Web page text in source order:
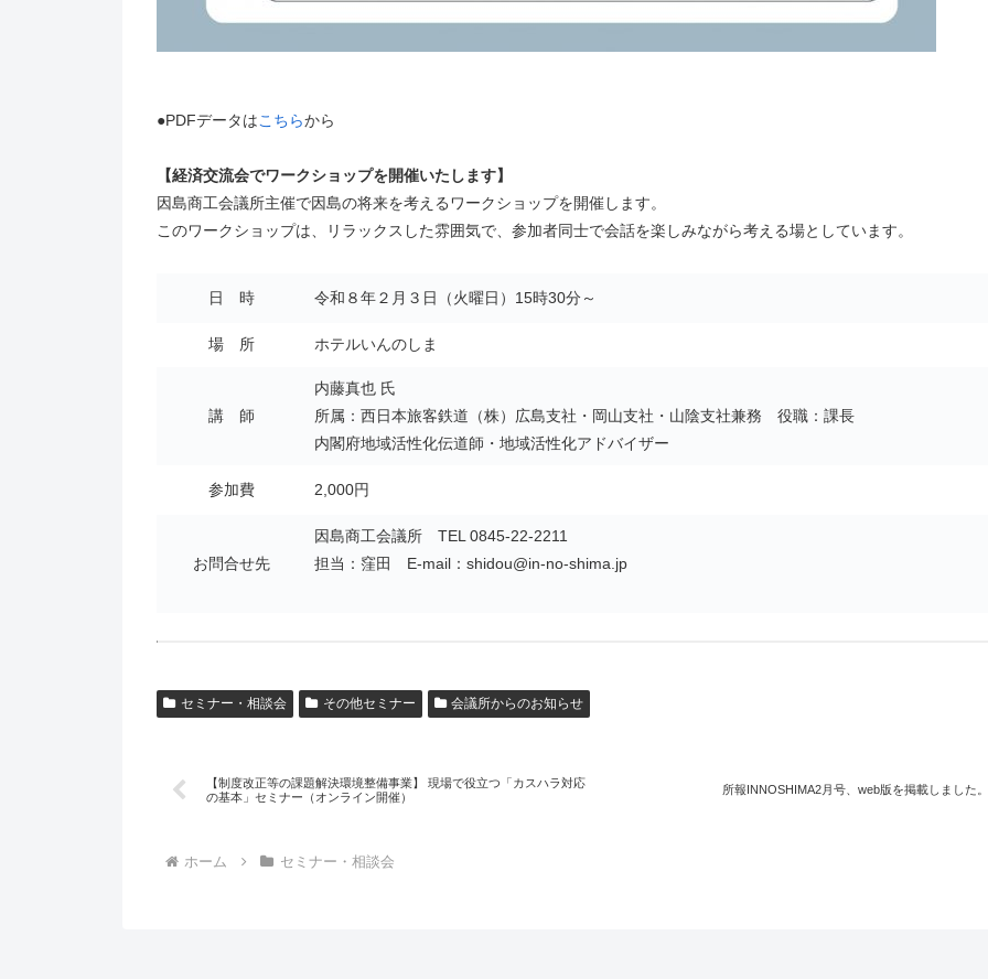
●PDFデータはこちらから
【経済交流会でワークショップを開催いたします】
因島商工会議所主催で因島の将来を考えるワークショップを開催します。
このワークショップは、リラックスした雰囲気で、参加者同士で会話を楽しみながら考える場としています。
日 時 令和８年２月３日（火曜日）15時30分～
場 所 ホテルいんのしま
講 師
内藤真也 氏
所属：西日本旅客鉄道（株）広島支社・岡山支社・山陰支社兼務 役職：課長
内閣府地域活性化伝道師・地域活性化アドバイザー
参加費 2,000円
お問合せ先
因島商工会議所 TEL 0845-22-2211
担当：窪田 E-mail：shidou@in-no-shima.jp
セミナー・相談会 その他セミナー 会議所からのお知らせ
【制度改正等の課題解決環境整備事業】 現場で役立つ「カスハラ対応
の基本」セミナー（オンライン開催）
所報INNOSHIMA2月号、web版を掲載しました。
ホーム セミナー・相談会